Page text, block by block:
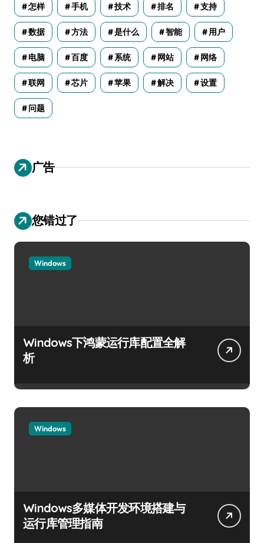
怎样 手机 技术 排名 支持
数据 方法 是什么 智能 用户
电脑 百度 系统 网站 网络
联网 芯片 苹果 解决 设置
问题
广告
您错过了
Windows
Windows下鸿蒙运行库配置全解
析
Windows
Windows多媒体开发环境搭建与
运行库管理指南